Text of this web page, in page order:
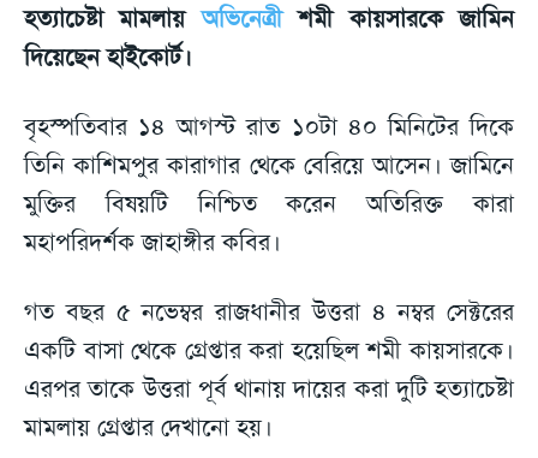
হত্যাচেষ্টা মামলায়অভিনেত্রীশমী কায়সারকে জামিন
দিয়েছেন হাইকোর্ট।
বৃহস্পতিবার ১৪ আগস্ট রাত ১০টা ৪০ মিনিটের দিকে
তিনি কাশিমপুর কারাগার থেকে বেরিয়ে আসেন। জামিনে
মুক্তির বিষয়টি নিশ্চিত করেন অতিরিক্ত কারা
মহাপরিদর্শক জাহাঙ্গীর কবির।
গত বছর ৫ নভেম্বর রাজধানীর উত্তরা ৪ নম্বর সেক্টরের
একটি বাসা থেকে গ্রেপ্তার করা হয়েছিল শমী কায়সারকে।
এরপর তাকে উত্তরা পূর্ব থানায় দায়ের করা দুটি হত্যাচেষ্টা
মামলায় গ্রেপ্তার দেখানো হয়।